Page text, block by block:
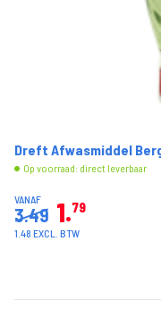
Dreft Afwasmiddel
Op voorraad: direct leverbaar
VANAF
3.49 1 79
1.48 EXCL. BTW